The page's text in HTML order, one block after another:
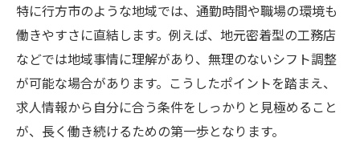
安心して働ける茨城の職人求人募集の特徴
職人求人茨城が支持される安心の背景を解
説
パートタイムを希望する方に茨城の職人求人
職人求人募集茨城でパートタイム希望者必
特に行方市のような地域では、通勤時間や職場の環境も
働きやすさに直結します。例えば、地元密着型の工務店
などでは地域事情に理解があり、無理のないシフト調整
が可能な場合があります。こうしたポイントを踏まえ、
求人情報から自分に合う条件をしっかりと見極めること
が、長く働き続けるための第一歩となります。